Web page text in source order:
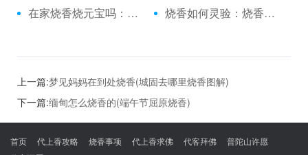
在家烧香烧元宝吗：狼山怎么样烧香
烧香如何灵验：烧香祈福酒店接亲
上一篇:梦见妈妈在到处烧香(城固去哪里烧香图解)
下一篇:缅甸怎么烧香的(端午节屈原烧香)
首页 代上香攻略 烧香事项 代上香求佛 代客拜佛
普陀山许愿